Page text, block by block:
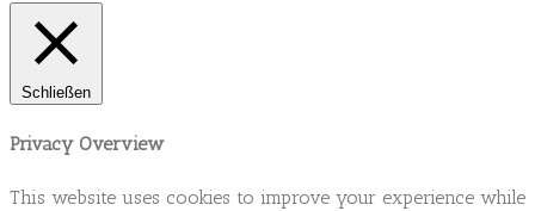
Schließen
Privacy Overview
This website uses cookies to improve your experience while